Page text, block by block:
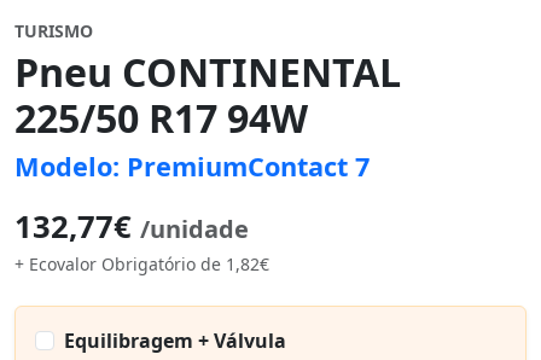
TURISMO
Pneu CONTINENTAL
225/50 R17 94W
Modelo: PremiumContact 7
132,77€ /unidade
+ Ecovalor Obrigatório de 1,82€
Equilibragem + Válvula